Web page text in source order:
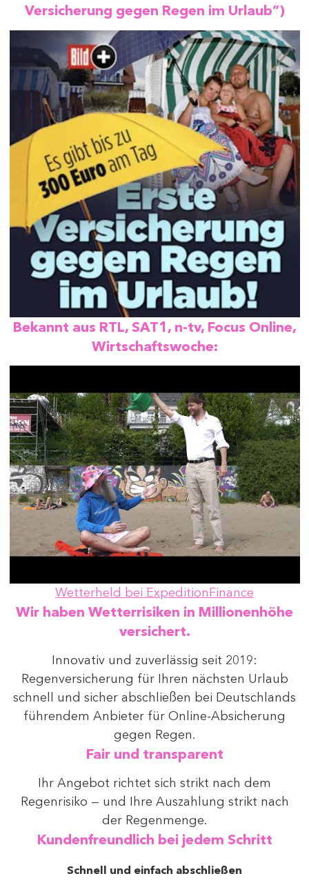
Versicherung gegen Regen im Urlaub”)
Bekannt aus RTL, SAT1, n-tv, Focus Online,
Wirtschaftswoche:
Wetterheld bei ExpeditionFinance
Wir haben Wetterrisiken in Millionenhöhe
versichert.
Innovativ und zuverlässig seit 2019:
Regenversicherung für Ihren nächsten Urlaub
schnell und sicher abschließen bei Deutschlands
führendem Anbieter für Online-Absicherung
gegen Regen.
Fair und transparent
Ihr Angebot richtet sich strikt nach dem
Regenrisiko — und Ihre Auszahlung strikt nach
der Regenmenge.
Kundenfreundlich bei jedem Schritt
Schnell und einfach abschließen